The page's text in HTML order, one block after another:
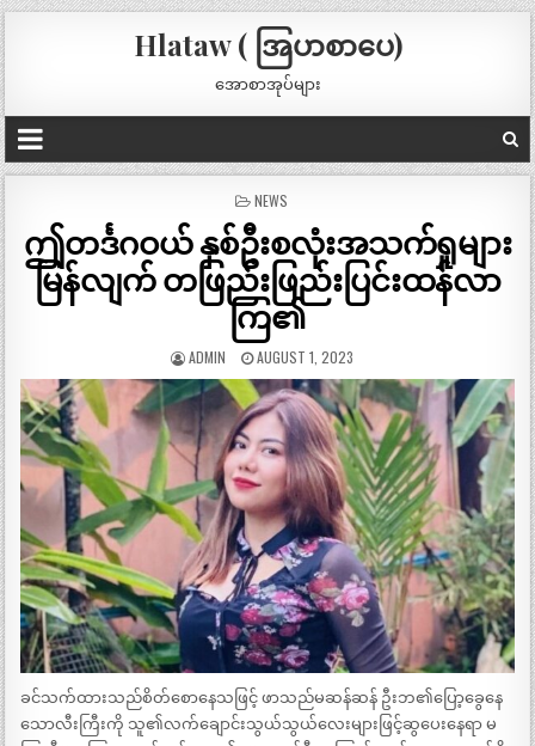
Hlataw ( အြပာစာပေ)
အောစာအုပ်များ
POSTED
IN
NEWS
ဤတင်္ဒဂဝယ် နှစ်ဦးစလုံးအသက်ရှုများ
မြန်လျက် တဖြည်းဖြည်းပြင်းထန်လာ
ကြ၏
ADMIN AUGUST 1, 2023
ခင်သက်ထားသည်စိတ်စောနေသဖြင့် ဖာသည်မဆန်ဆန် ဦးဘ၏ပြော့ခွေနေ
သောလီးကြီးကို သူ၏လက်ချောင်းသွယ်သွယ်လေးများဖြင့်ဆွပေးနေရာ မ